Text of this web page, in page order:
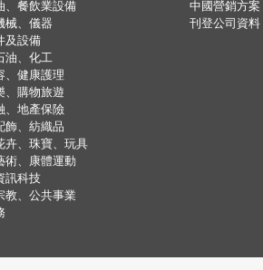
、餐飲業設備
械、儀器
及設備
油、化工
、健康護理
、購物旅遊
、地產保險
飾、紡織品
卉、珠寶、玩具
術、康體運動
訊科技
教、公共事業
中國營銷方案
刊登公司資料